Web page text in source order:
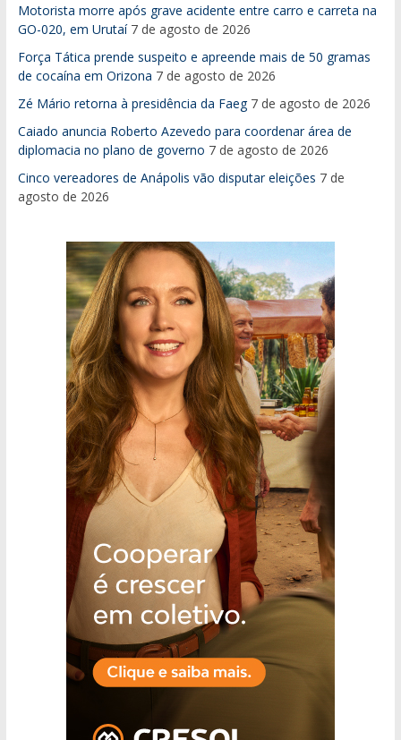
Motorista morre após grave acidente entre carro e carreta na
GO-020, em Urutaí 7 de agosto de 2026
Força Tática prende suspeito e apreende mais de 50 gramas
de cocaína em Orizona 7 de agosto de 2026
Zé Mário retorna à presidência da Faeg 7 de agosto de 2026
Caiado anuncia Roberto Azevedo para coordenar área de
diplomacia no plano de governo 7 de agosto de 2026
Cinco vereadores de Anápolis vão disputar eleições 7 de
agosto de 2026